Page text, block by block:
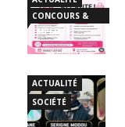
CONCOURS &
EMPLOI
ACTUALITÉ
SOCIÉTÉ